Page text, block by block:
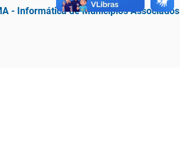
- Informática de Municípios Associados